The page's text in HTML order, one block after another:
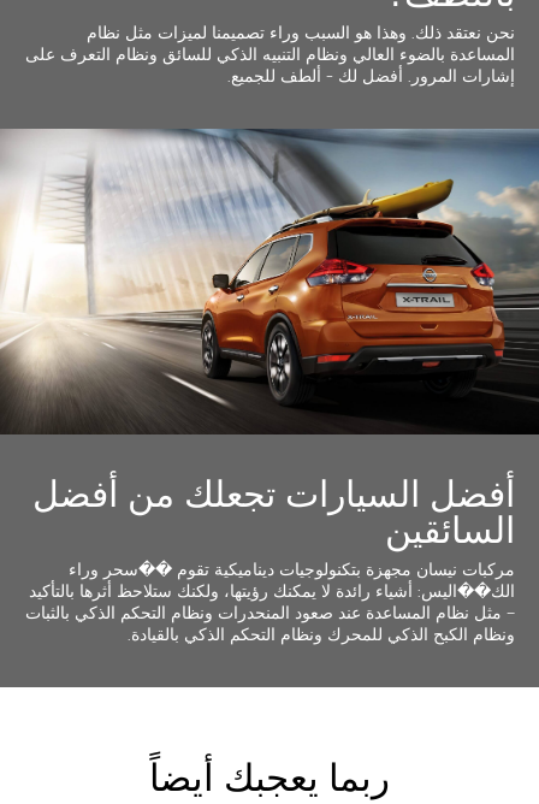
نحن نعتقد ذلك. وهذا هو السبب وراء تصميمنا لميزات مثل نظام
المساعدة بالضوء العالي ونظام التنبيه الذكي للسائق ونظام التعرف على
إشارات المرور. أفضل لك - ألطف للجميع.
أفضل السيارات تجعلك من أفضل
السائقين
مركبات نيسان مجهزة بتكنولوجيات ديناميكية تقوم ��سحر وراء
الك��اليس: أشياء رائدة لا يمكنك رؤيتها، ولكنك ستلاحظ أثرها بالتأكيد
– مثل نظام المساعدة عند صعود المنحدرات ونظام التحكم الذكي بالثبات
ونظام الكبح الذكي للمحرك ونظام التحكم الذكي بالقيادة.
ربما يعجبك أيضاً